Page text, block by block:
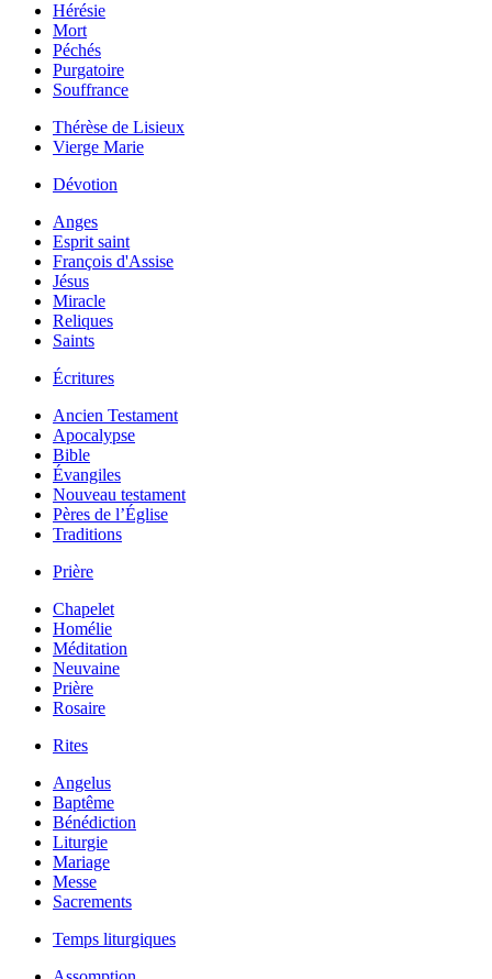
Hérésie
Mort
Péchés
Purgatoire
Souffrance
Thérèse de Lisieux
Vierge Marie
Dévotion
Anges
Esprit saint
François d'Assise
Jésus
Miracle
Reliques
Saints
Écritures
Ancien Testament
Apocalypse
Bible
Évangiles
Nouveau testament
Pères de l’Église
Traditions
Prière
Chapelet
Homélie
Méditation
Neuvaine
Prière
Rosaire
Rites
Angelus
Baptême
Bénédiction
Liturgie
Mariage
Messe
Sacrements
Temps liturgiques